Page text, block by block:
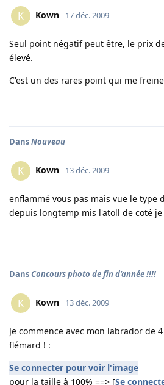
K Kown 17 déc. 2009
Seul point négatif peut être, le prix
élevé.
C'est un des rares point qui me
DansNouveau
K Kown 13 déc. 2009
enflammé vous pas mais vue le
depuis longtemp mis l'atoll de coté
DansConcours photo de fin d'année !!!!
K Kown 13 déc. 2009
Je commence avec mon labrador de
flémard ! :
Se connecter pour voir l'image
pour la taille à 100% ==> [Se